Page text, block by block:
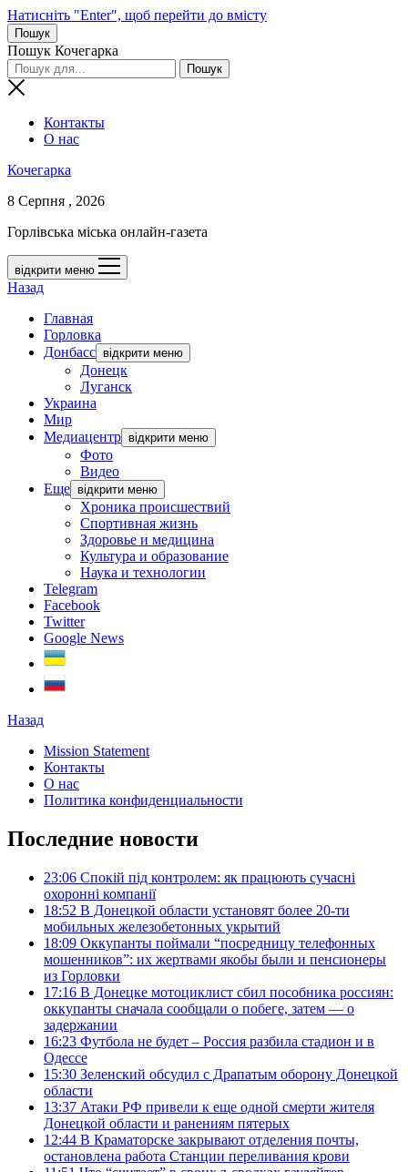
Натисніть "Enter", щоб перейти до вмісту
Пошук
Пошук Кочегарка
Контакты
О нас
Кочегарка
8 Серпня , 2026
Горлівська міська онлайн-газета
відкрити меню
Назад
Главная
Горловка
Донбасс відкрити меню
Донецк
Луганск
Украина
Мир
Медиацентр відкрити меню
Фото
Видео
Еще відкрити меню
Хроника происшествий
Спортивная жизнь
Здоровье и медицина
Культура и образование
Наука и технологии
Telegram
Facebook
Twitter
Google News
Назад
Mission Statement
Контакты
О нас
Политика конфиденциальности
Последние новости
23:06 Спокій під контролем: як працюють сучасні
охоронні компанії
18:52 В Донецкой области установят более 20-ти
мобильных железобетонных укрытий
18:09 Оккупанты поймали “посредницу телефонных
мошенников”: их жертвами якобы были и пенсионеры
из Горловки
17:16 В Донецке мотоциклист сбил пособника россиян:
оккупанты сначала сообщали о побеге, затем — о
задержании
16:23 Футбола не будет – Россия разбила стадион и в
Одессе
15:30 Зеленский обсудил с Драпатым оборону Донецкой
области
13:37 Атаки РФ привели к еще одной смерти жителя
Донецкой области и ранениям пятерых
12:44 В Краматорске закрывают отделения почты,
остановлена работа Станции переливания крови